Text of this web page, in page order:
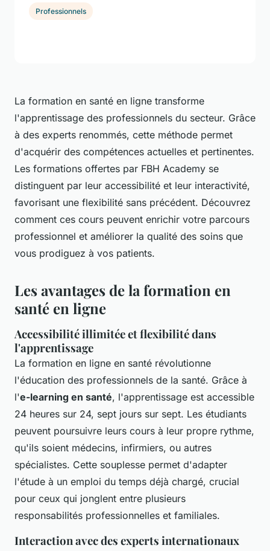
La formation en santé en ligne transforme
l'apprentissage des professionnels du secteur. Grâce
à des experts renommés, cette méthode permet
d'acquérir des compétences actuelles et pertinentes.
Les formations offertes par FBH Academy se
distinguent par leur accessibilité et leur interactivité,
favorisant une flexibilité sans précédent. Découvrez
comment ces cours peuvent enrichir votre parcours
professionnel et améliorer la qualité des soins que
vous prodiguez à vos patients.
Les avantages de la formation en
santé en ligne
Accessibilité illimitée et flexibilité dans
l'apprentissage
La formation en ligne en santé révolutionne
l'éducation des professionnels de la santé. Grâce à
l'e-learning en santé, l'apprentissage est accessible
24 heures sur 24, sept jours sur sept. Les étudiants
peuvent poursuivre leurs cours à leur propre rythme,
qu'ils soient médecins, infirmiers, ou autres
spécialistes. Cette souplesse permet d'adapter
l'étude à un emploi du temps déjà chargé, crucial
pour ceux qui jonglent entre plusieurs
responsabilités professionnelles et familiales.
Interaction avec des experts internationaux
Professionnels